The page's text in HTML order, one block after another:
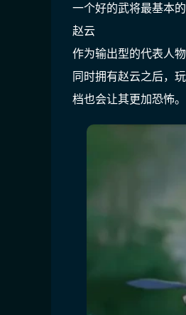
一个好的武将最基本
赵云
作为输出型的代表人
同时拥有赵云之后，
档也会让其更加恐怖。